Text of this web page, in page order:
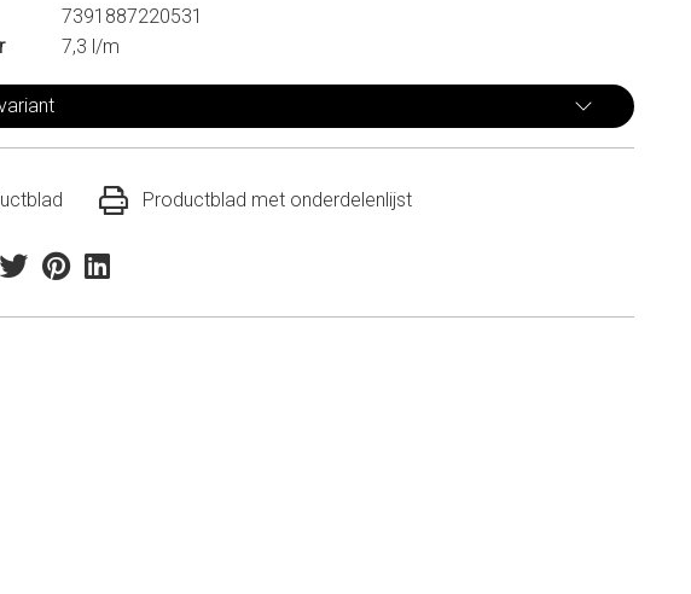
7391887220531
7,3 l/m
Productblad met onderdelenlijst
TwitterPinterestLinkedin